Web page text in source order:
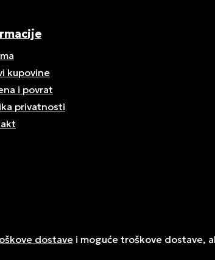
kupovine
i povrat
privatnosti
dostavei moguće troškove dostave,